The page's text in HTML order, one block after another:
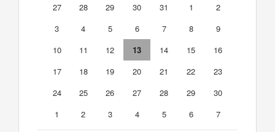
27
28 29 30 31 1
2
3
4 5 6 7 8
9
10
11 12 13 14 15
16
17
18 19 20 21 22
23
24
25 26 27 28 29
30
1
2 3 4 5 6 7